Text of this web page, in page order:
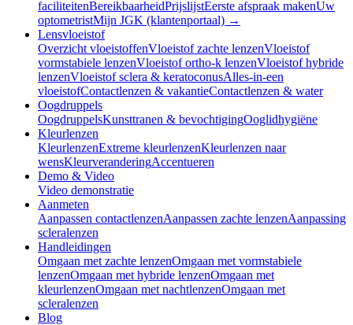
faciliteitenBereikbaarheidPrijslijstEerste afspraak makenUw
optometristMijn JGK (klantenportaal) →
Lensvloeistof
Overzicht vloeistoffenVloeistof zachte lenzenVloeistof
vormstabiele lenzenVloeistof ortho-k lenzenVloeistof hybride
lenzenVloeistof sclera & keratoconusAlles-in-een
vloeistofContactlenzen & vakantieContactlenzen & water
Oogdruppels
OogdruppelsKunsttranen & bevochtigingOoglidhygiëne
Kleurlenzen
KleurlenzenExtreme kleurlenzenKleurlenzen naar
wensKleurveranderingAccentueren
Demo & Video
Video demonstratie
Aanmeten
Aanpassen contactlenzenAanpassen zachte lenzenAanpassing
scleralenzen
Handleidingen
Omgaan met zachte lenzenOmgaan met vormstabiele
lenzenOmgaan met hybride lenzenOmgaan met
kleurlenzenOmgaan met nachtlenzenOmgaan met
scleralenzen
Blog